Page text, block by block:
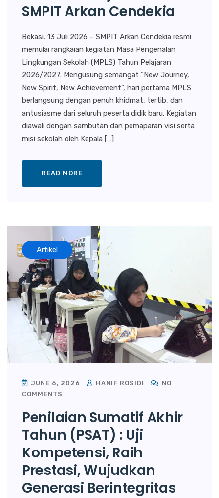
SMPIT Arkan Cendekia
Bekasi, 13 Juli 2026 – SMPIT Arkan Cendekia resmi
memulai rangkaian kegiatan Masa Pengenalan
Lingkungan Sekolah (MPLS) Tahun Pelajaran
2026/2027. Mengusung semangat “New Journey,
New Spirit, New Achievement”, hari pertama MPLS
berlangsung dengan penuh khidmat, tertib, dan
antusiasme dari seluruh peserta didik baru. Kegiatan
diawali dengan sambutan dan pemaparan visi serta
misi sekolah oleh Kepala […]
READ MORE
Artikel
JUNE 6, 2026 HANIF ROSIDI
NO
COMMENTS
Penilaian Sumatif Akhir
Tahun (PSAT) : Uji
Kompetensi, Raih
Prestasi, Wujudkan
Generasi Berintegritas